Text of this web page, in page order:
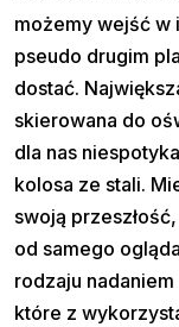
możemy wejść w
pseudo drugim
dostać.
skierowana do
dla nas
kolosa ze stali.
swoją
od samego
rodzaju
które z